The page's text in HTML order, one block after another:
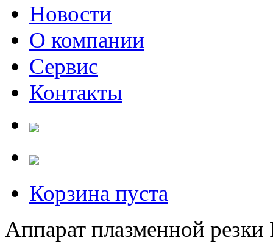
Новости
О компании
Сервис
Контакты
Корзина пуста
Аппарат плазменной